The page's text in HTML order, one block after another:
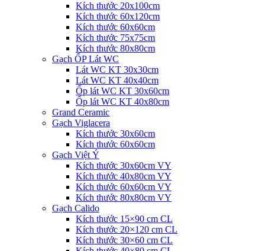
Kích thước 20x100cm
Kích thước 60x120cm
Kích thước 60x60cm
Kích thước 75x75cm
Kích thước 80x80cm
Gạch ỐP Lát WC
Lát WC KT 30x30cm
Lát WC KT 40x40cm
Ốp lát WC KT 30x60cm
Ốp lát WC KT 40x80cm
Grand Ceramic
Gạch Viglacera
Kích thước 30x60cm
Kích thước 60x60cm
Gạch Việt Ý
Kích thước 30x60cm VY
Kích thước 40x80cm VY
Kích thước 60x60cm VY
Kích thước 80x80cm VY
Gạch Calido
Kích thước 15×90 cm CL
Kích thước 20×120 cm CL
Kích thước 30×60 cm CL